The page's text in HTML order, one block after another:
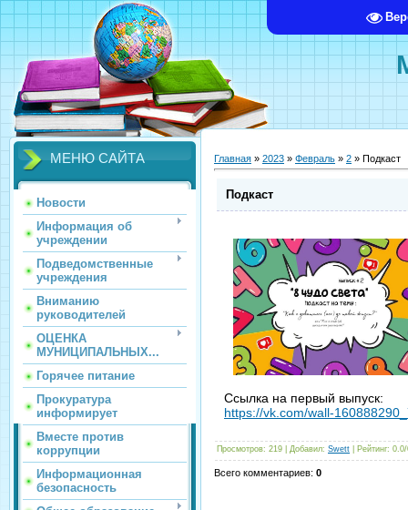
МЕНЮ САЙТА
Новости
Информация об
учреждении
Подведомственные
учреждения
Вниманию
руководителей
ОЦЕНКА
МУНИЦИПАЛЬНЫХ...
Горячее питание
Прокуратура
информирует
Вместе против
коррупции
Информационная
безопасность
Главная » 2023 » Февраль » 2 » Подкаст
Подкаст
Ссылка на первый выпуск:
https://vk.com/wall-
Просмотров: 219 | Добавил: Swett Рейтинг: 0.0/
Всего комментариев: 0